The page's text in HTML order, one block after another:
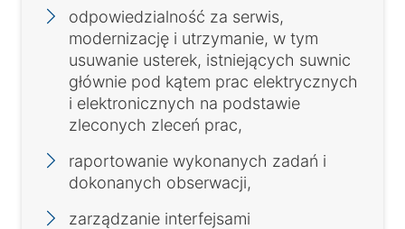
odpowiedzialność za serwis,
modernizację i utrzymanie, w tym
usuwanie usterek, istniejących suwnic
głównie pod kątem prac elektrycznych
i elektronicznych na podstawie
zleconych zleceń prac,
raportowanie wykonanych zadań i
dokonanych obserwacji,
zarządzanie interfejsami